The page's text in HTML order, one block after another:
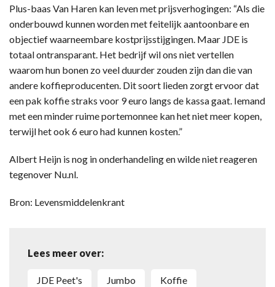
Plus-baas Van Haren kan leven met prijsverhogingen: “Als die
onderbouwd kunnen worden met feitelijk aantoonbare en
objectief waarneembare kostprijsstijgingen. Maar JDE is
totaal ontransparant. Het bedrijf wil ons niet vertellen
waarom hun bonen zo veel duurder zouden zijn dan die van
andere koffieproducenten. Dit soort lieden zorgt ervoor dat
een pak koffie straks voor 9 euro langs de kassa gaat. Iemand
met een minder ruime portemonnee kan het niet meer kopen,
terwijl het ook 6 euro had kunnen kosten.”
Albert Heijn is nog in onderhandeling en wilde niet reageren
tegenover Nu.nl.
Bron: Levensmiddelenkrant
Lees meer over:
JDE Peet's Jumbo koffie